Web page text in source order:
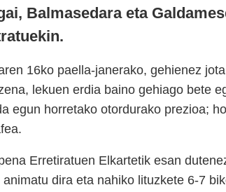
Balmasedara eta
16ko paella-janerako, gehienez
lekuen erdia baino gehiago bete
egun horretako otordurako prezioa;
Erretiratuen Elkartetik esan
animatu dira eta nahiko lituzkete 6-7